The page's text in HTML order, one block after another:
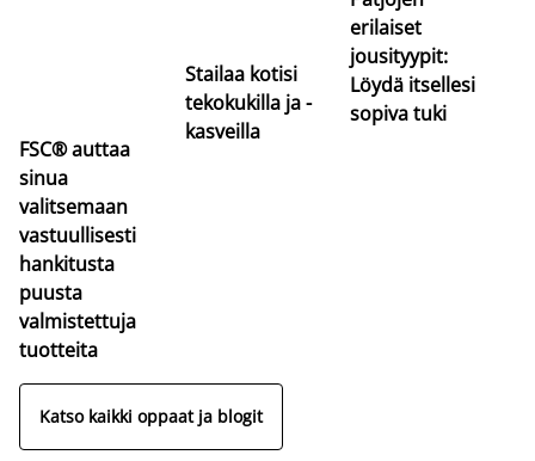
FSC® auttaa
sinua
valitsemaan
vastuullisesti
hankitusta
puusta
valmistettuja
tuotteita
Stailaa kotisi
tekokukilla ja -
kasveilla
erilaiset
jousityypit:
Löydä itsellesi
sopiva tuki
Katso kaikki oppaat ja blogit